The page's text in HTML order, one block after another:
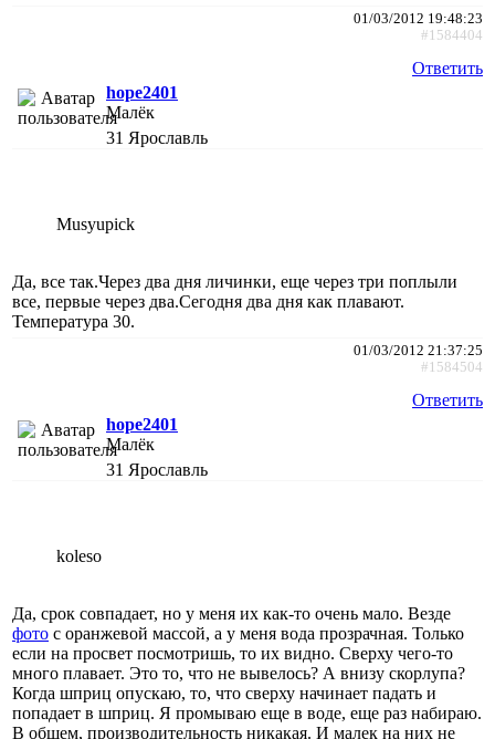
01/03/2012 19:48:23
#1584404
Ответить
hope2401
Малёк
31 Ярославль
Musyupick
Да, все так.Через два дня личинки, еще через три поплыли
все, первые через два.Сегодня два дня как плавают.
Температура 30.
01/03/2012 21:37:25
#1584504
Ответить
hope2401
Малёк
31 Ярославль
koleso
Да, срок совпадает, но у меня их как-то очень мало. Везде
фото с оранжевой массой, а у меня вода прозрачная. Только
если на просвет посмотришь, то их видно. Сверху чего-то
много плавает. Это то, что не вывелось? А внизу скорлупа?
Когда шприц опускаю, то, что сверху начинает падать и
попадает в шприц. Я промываю еще в воде, еще раз набираю.
В общем, производительность никакая. И малек на них не